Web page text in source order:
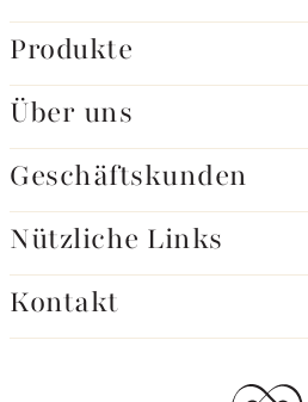
Produkte
Über uns
Geschäftskunden
Nützliche Links
Kontakt